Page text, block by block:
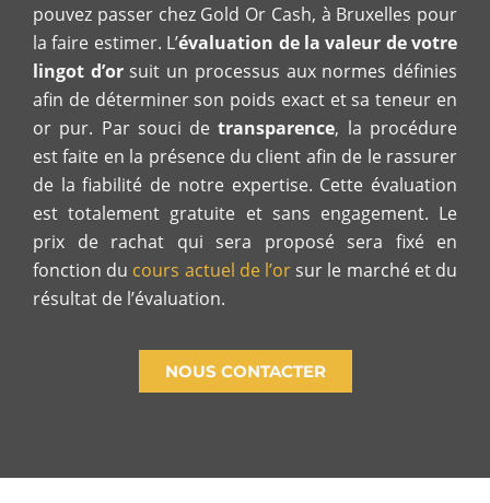
pouvez passer chez Gold Or Cash, à Bruxelles pour
la faire estimer. L’évaluation de la valeur de votre
lingot d’orsuit un processus aux normes définies
afin de déterminer son poids exact et sa teneur en
or pur. Par souci detransparence, la procédure
est faite en la présence du client afin de le rassurer
de la fiabilité de notre expertise. Cette évaluation
est totalement gratuite et sans engagement. Le
prix de rachat qui sera proposé sera fixé en
fonction du cours actuel de l’or sur le marché et du
résultat de l’évaluation.
NOUS CONTACTER